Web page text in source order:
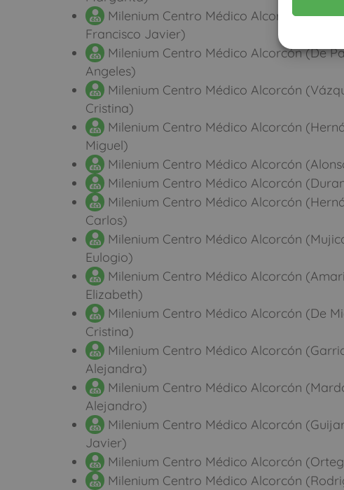
Milenium Centro Médico Alcorcón
Francisco Javier)
Milenium Centro Médico Alcorcón (De
Angeles)
Milenium Centro Médico Alcorcón
Cristina)
Milenium Centro Médico Alcorcón
Miguel)
Milenium Centro Médico Alcorcón
Milenium Centro Médico Alcorcón
Milenium Centro Médico Alcorcón
Carlos)
Milenium Centro Médico Alcorcón
Eulogio)
Milenium Centro Médico Alcorcón
Elizabeth)
Milenium Centro Médico Alcorcón (De
Cristina)
Milenium Centro Médico Alcorcón
Alejandra)
Milenium Centro Médico Alcorcón
Alejandro)
Milenium Centro Médico Alcorcón
Javier)
Milenium Centro Médico Alcorcón
Milenium Centro Médico Alcorcón